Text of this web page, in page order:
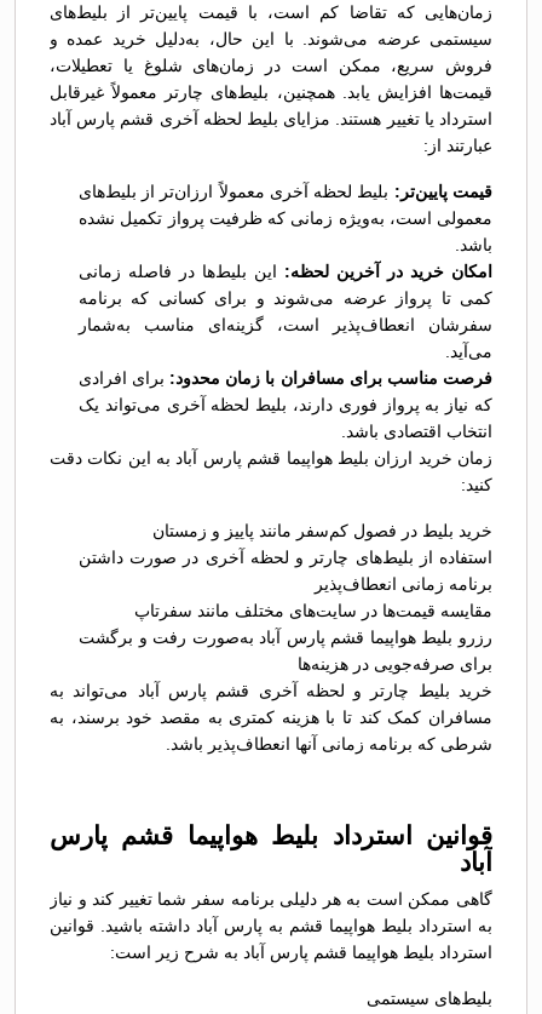
زمان‌هایی که تقاضا کم است، با قیمت پایین‌تر از بلیط‌های
سیستمی عرضه می‌شوند. با این حال، به‌دلیل خرید عمده و
فروش سریع، ممکن است در زمان‌های شلوغ یا تعطیلات،
قیمت‌ها افزایش یابد. همچنین، بلیط‌های چارتر معمولاً غیرقابل
استرداد یا تغییر هستند. مزایای بلیط لحظه آخری قشم پارس آباد
عبارتند از:
قیمت پایین‌تر: بلیط لحظه آخری معمولاً ارزان‌تر از بلیط‌های
معمولی است، به‌ویژه زمانی که ظرفیت پرواز تکمیل نشده
باشد.
امکان خرید در آخرین لحظه: این بلیط‌ها در فاصله زمانی
کمی تا پرواز عرضه می‌شوند و برای کسانی که برنامه
سفرشان انعطاف‌پذیر است، گزینه‌ای مناسب به‌شمار
می‌آید.
فرصت مناسب برای مسافران با زمان محدود: برای افرادی
که نیاز به پرواز فوری دارند، بلیط لحظه آخری می‌تواند یک
انتخاب اقتصادی باشد.
زمان خرید ارزان بلیط هواپیما قشم پارس آباد به این نکات دقت
کنید:
خرید بلیط در فصول کم‌سفر مانند پاییز و زمستان
استفاده از بلیط‌های چارتر و لحظه آخری در صورت داشتن
برنامه زمانی انعطاف‌پذیر
مقایسه قیمت‌ها در سایت‌های مختلف مانند سفرتاپ
رزرو بلیط هواپیما قشم پارس آباد به‌صورت رفت و برگشت
برای صرفه‌جویی در هزینه‌ها
خرید بلیط چارتر و لحظه آخری قشم پارس آباد می‌تواند به
مسافران کمک کند تا با هزینه کمتری به مقصد خود برسند، به
شرطی که برنامه زمانی آنها انعطاف‌پذیر باشد.
قوانین استرداد بلیط هواپیما قشم پارس
آباد
گاهی ممکن است به هر دلیلی برنامه سفر شما تغییر کند و نیاز
به استرداد بلیط هواپیما قشم به پارس آباد داشته باشید. قوانین
استرداد بلیط هواپیما قشم پارس آباد به شرح زیر است:
بلیط‌های سیستمی